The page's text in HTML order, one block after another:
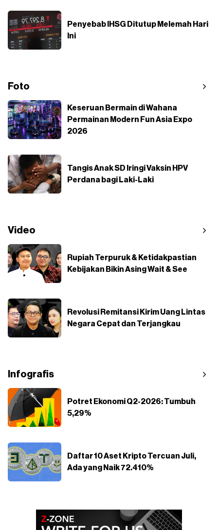
Penyebab IHSG Ditutup Melemah Hari
Ini
Foto
Keseruan Bermain di Wahana
Permainan Modern Fun Asia Expo
2026
Tangis Anak SD Iringi Vaksin HPV
Perdana bagi Laki-Laki
Video
Rupiah Terpuruk & Ketidakpastian
Kebijakan Bikin Asing Wait & See
Revolusi Remitansi Kirim Uang Lintas
Negara Cepat dan Terjangkau
Infografis
Potret Ekonomi Q2-2026: Tumbuh
5,29%
Daftar 10 Aset Kripto Tercuan Juli,
Ada yang Naik 72.410%